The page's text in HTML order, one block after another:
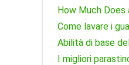
How Much Does
Come lavare i
Abilità di base
I migliori